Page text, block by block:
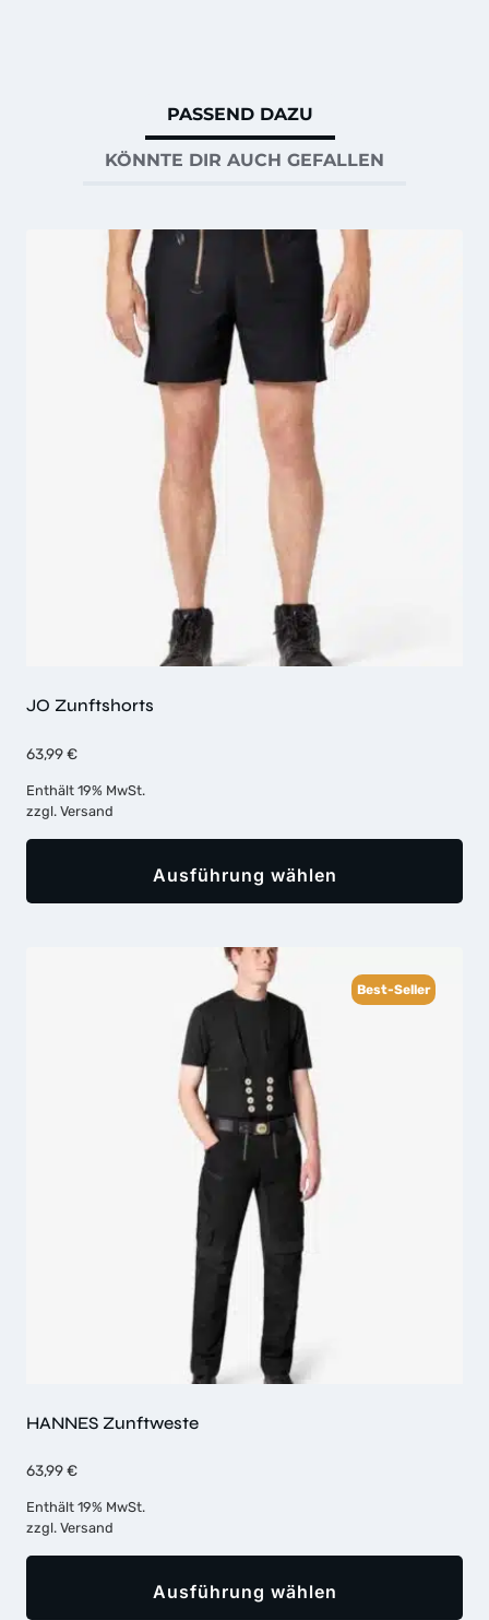
PASSEND DAZU
KÖNNTE DIR AUCH GEFALLEN
JO Zunftshorts
63,99€
Enthält 19% MwSt.
zzgl. Versand
Ausführung wählen
Best-Seller
HANNES Zunftweste
63,99€
Enthält 19% MwSt.
zzgl. Versand
Ausführung wählen